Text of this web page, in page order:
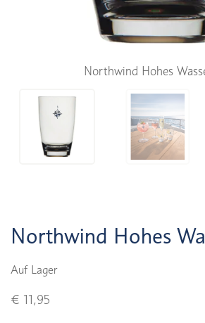
Northwind Hohes
Northwind Hohes
Auf Lager
€ 11,95